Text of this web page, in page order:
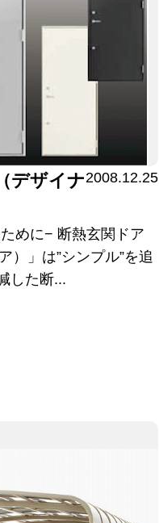
デザイナ2008.12.25
めに− 断熱玄関ドア
）」は”シンプル”を追
した断...